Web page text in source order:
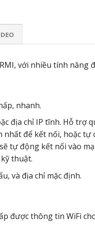
với nhiều tính năng
nhanh.
địa chỉ IP tĩnh. Hỗ trợ
nhất để kết nối, hoặc tự
tự động kết nối vào
thuật.
và địa chỉ mặc định.
được thông tin WiFi